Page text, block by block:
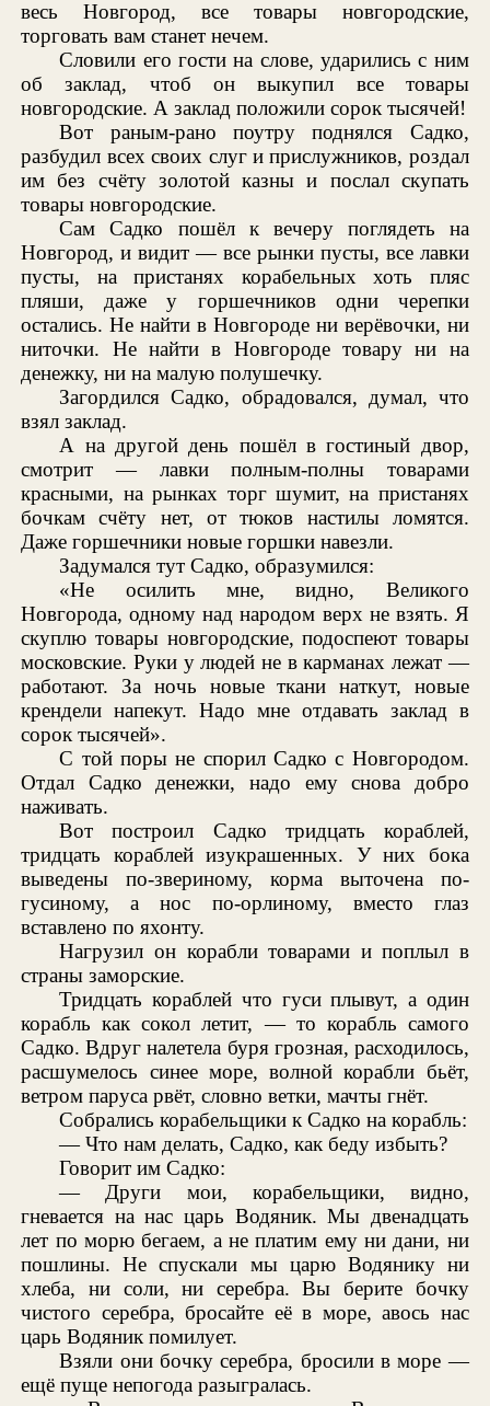
весь Новгород, все товары новгородские,
торговать вам станет нечем.
Словили его гости на слове, ударились с ним
об заклад, чтоб он выкупил все товары
новгородские. А заклад положили сорок тысячей!
Вот раным-рано поутру поднялся Садко,
разбудил всех своих слуг и прислужников, роздал
им без счёту золотой казны и послал скупать
товары новгородские.
Сам Садко пошёл к вечеру поглядеть на
Новгород, и видит — все рынки пусты, все лавки
пусты, на пристанях корабельных хоть пляс
пляши, даже у горшечников одни черепки
остались. Не найти в Новгороде ни верёвочки, ни
ниточки. Не найти в Новгороде товару ни на
денежку, ни на малую полушечку.
Загордился Садко, обрадовался, думал, что
взял заклад.
А на другой день пошёл в гостиный двор,
смотрит — лавки полным-полны товарами
красными, на рынках торг шумит, на пристанях
бочкам счёту нет, от тюков настилы ломятся.
Даже горшечники новые горшки навезли.
Задумался тут Садко, образумился:
«Не осилить мне, видно, Великого
Новгорода, одному над народом верх не взять. Я
скуплю товары новгородские, подоспеют товары
московские. Руки у людей не в карманах лежат —
работают. За ночь новые ткани наткут, новые
крендели напекут. Надо мне отдавать заклад в
сорок тысячей».
С той поры не спорил Садко с Новгородом.
Отдал Садко денежки, надо ему снова добро
наживать.
Вот построил Садко тридцать кораблей,
тридцать кораблей изукрашенных. У них бока
выведены по-звериному, корма выточена по-
гусиному, а нос по-орлиному, вместо глаз
вставлено по яхонту.
Нагрузил он корабли товарами и поплыл в
страны заморские.
Тридцать кораблей что гуси плывут, а один
корабль как сокол летит, — то корабль самого
Садко. Вдруг налетела буря грозная, расходилось,
расшумелось синее море, волной корабли бьёт,
ветром паруса рвёт, словно ветки, мачты гнёт.
Собрались корабельщики к Садко на корабль:
— Что нам делать, Садко, как беду избыть?
Говорит им Садко:
— Други мои, корабельщики, видно,
гневается на нас царь Водяник. Мы двенадцать
лет по морю бегаем, а не платим ему ни дани, ни
пошлины. Не спускали мы царю Водянику ни
хлеба, ни соли, ни серебра. Вы берите бочку
чистого серебра, бросайте её в море, авось нас
царь Водяник помилует.
Взяли они бочку серебра, бросили в море —
ещё пуще непогода разыгралась.